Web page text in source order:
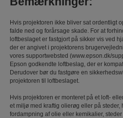
Hvis projektoren ikke bliver sat ordentligt
falde ned og forårsage skade. For at
loftbeslaget er fastgjort på sikker vis ved
der er angivet i projektorens
vores supportwebsted (www.epson.dk/
Epson godkendte loftbeslag, der er
Derudover bør du fastgøre en
projektoren til loftbeslaget.
Hvis projektoren er monteret på et loft-
et miljø med kraftig olierøg eller på steder,
fordampning af olie eller kemikalier,